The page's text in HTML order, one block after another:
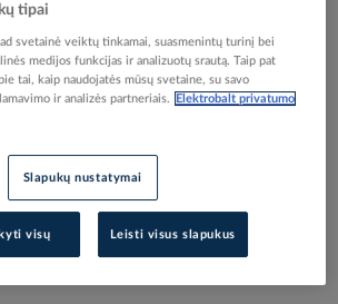
skirtis nuo pavaizduotos nuotraukoje
ES-UV juoda, laukui FPKU-ES-
Prisijunkite, norėdami pamatyti kainas
tipai
svetainė veiktų tinkamai, suasmenintų turinį bei
medijos funkcijas ir analizuotų srautą. Taip pat
tai, kaip naudojatės mūsų svetaine, su savo
ir analizės partneriais.
Elektrobalt privatumo
Slapukų nustatymai
visų Leisti visus slapukus